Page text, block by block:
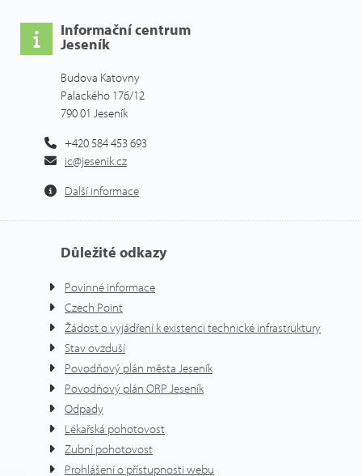
Informační centrum
Jeseník
Budova Katovny
Palackého 176/12
790 01 Jeseník
+420 584 453 693
ic@jesenik.cz
Další informace
Důležité odkazy
Povinné informace
Czech Point
Žádost o vyjádření k existenci technické infrastruktury
Stav ovzduší
Povodňový plán města Jeseník
Povodňový plán ORP Jeseník
Odpady
Lékařská pohotovost
Zubní pohotovost
Prohlášení o přístupnosti webu